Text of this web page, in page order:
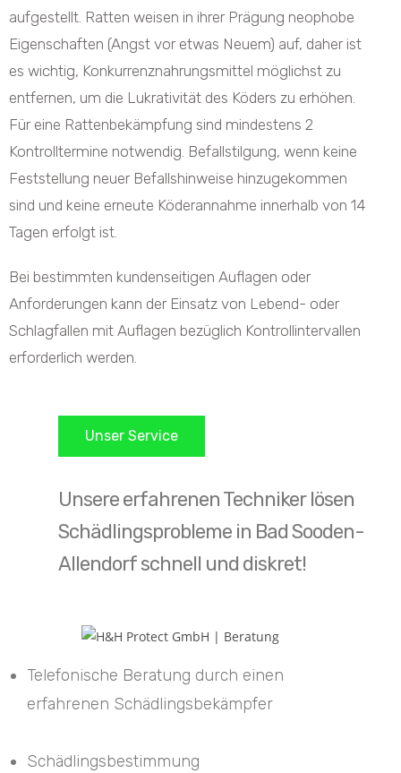
aufgestellt. Ratten weisen in ihrer Prägung neophobe
Eigenschaften (Angst vor etwas Neuem) auf, daher ist
es wichtig, Konkurrenznahrungsmittel möglichst zu
entfernen, um die Lukrativität des Köders zu erhöhen.
Für eine Rattenbekämpfung sind mindestens 2
Kontrolltermine notwendig. Befallstilgung, wenn keine
Feststellung neuer Befallshinweise hinzugekommen
sind und keine erneute Köderannahme innerhalb von 14
Tagen erfolgt ist.
Bei bestimmten kundenseitigen Auflagen oder
Anforderungen kann der Einsatz von Lebend- oder
Schlagfallen mit Auflagen bezüglich Kontrollintervallen
erforderlich werden.
Unser Service
Unsere erfahrenen Techniker lösen
Schädlingsprobleme in Bad Sooden-
Allendorf schnell und diskret!
Telefonische Beratung durch einen
erfahrenen Schädlingsbekämpfer
Schädlingsbestimmung